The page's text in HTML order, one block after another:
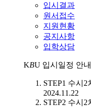
입시결과
원서접수
지원현황
공지사항
입학상담
KBU 입시일정 안내
STEP1 수시2
2024.11.22
STEP2 수시2